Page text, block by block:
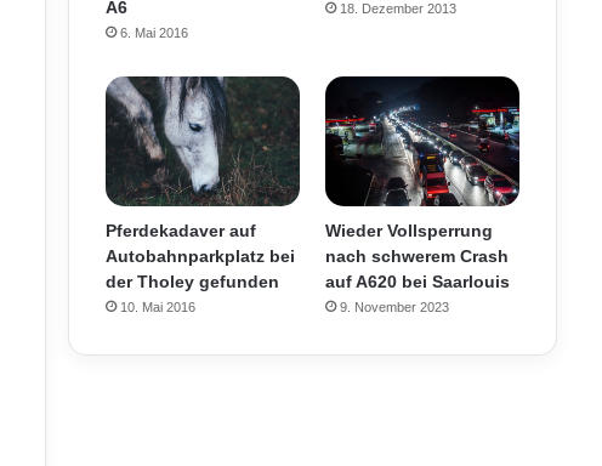
A6
6. Mai 2016
18. Dezember 2013
Pferdekadaver auf
Autobahnparkplatz bei
der Tholey gefunden
10. Mai 2016
Wieder Vollsperrung
nach schwerem Crash
auf A620 bei Saarlouis
9. November 2023